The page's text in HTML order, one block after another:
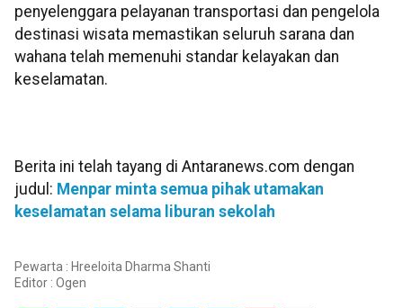
penyelenggara pelayanan transportasi dan pengelola
destinasi wisata memastikan seluruh sarana dan
wahana telah memenuhi standar kelayakan dan
keselamatan.
Berita ini telah tayang di Antaranews.com dengan
judul: Menpar minta semua pihak utamakan
keselamatan selama liburan sekolah
Pewarta : Hreeloita Dharma Shanti
Editor : Ogen